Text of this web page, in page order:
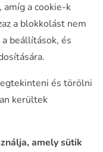
amíg a cookie-k
a blokkolást nem
beállítások, és
és törölni
kerültek
amely sütik